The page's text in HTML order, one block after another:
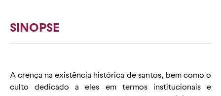
SINOPSE
A crença na existência histórica de santos, bem como o
culto dedicado a eles em termos institucionais e